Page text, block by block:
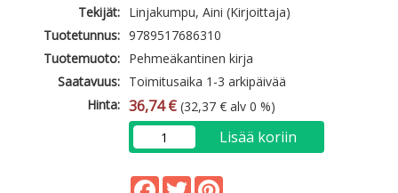
Tekijät: Linjakumpu, Aini (Kirjoittaja)
Tuotetunnus: 9789517686310
Tuotemuoto: Pehmeäkantinen kirja
Saatavuus: Toimitusaika 1-3 arkipäivää
Hinta: 36,74 € (32,37 € alv 0 %)
Lisää koriin
Facebook
Twitter